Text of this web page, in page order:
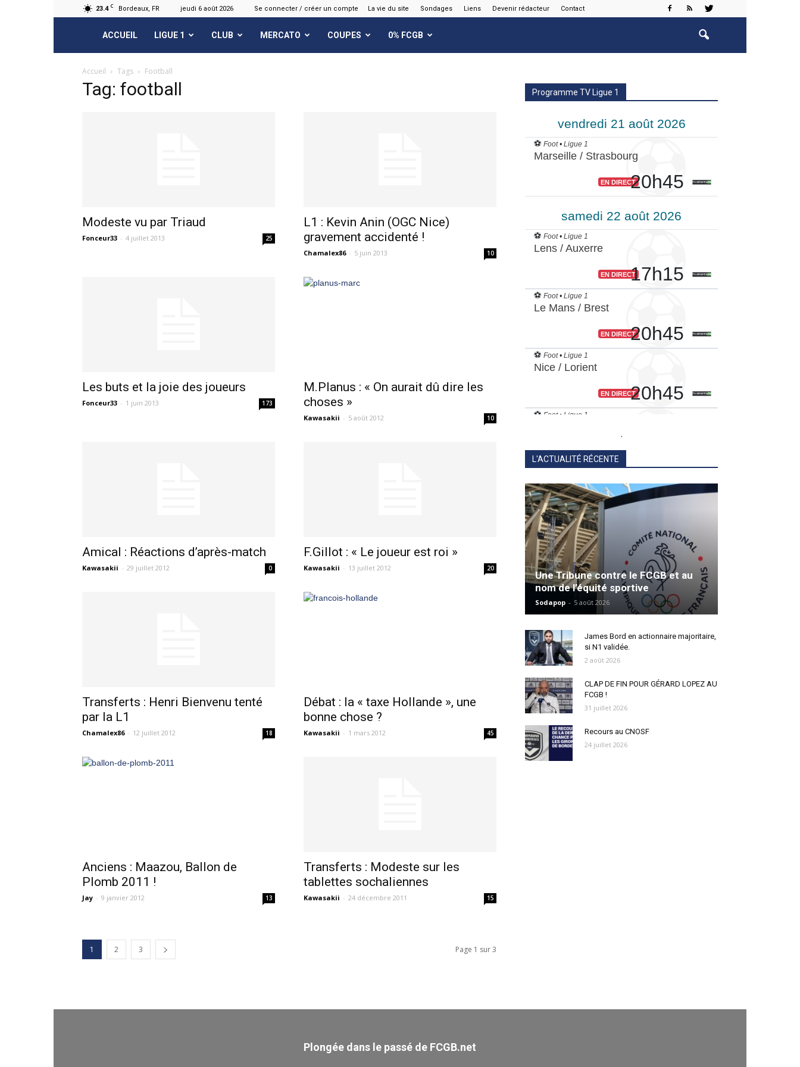
23.4 C Bordeaux, FR jeudi 6 août 2026 Se connecter / créer un compte La vie du site Sondages Liens Devenir rédacteur Contact
FCGB.net
ACCUEIL LIGUE 1 CLUB MERCATO COUPES 0% FCGB
Accueil Tags Football
Tag: football
Modeste vu par Triaud
Fonceur33 - 4 juillet 2013 25
L1 : Kevin Anin (OGC Nice)
gravement accidenté !
Chamalex86 - 5 juin 2013 10
Les buts et la joie des joueurs
Fonceur33 - 1 juin 2013 173
M.Planus : « On aurait dû dire les
choses »
Kawasakii - 5 août 2012 10
Amical : Réactions d’après-match
Kawasakii - 29 juillet 2012 0
F.Gillot : « Le joueur est roi »
Kawasakii - 13 juillet 2012 20
Transferts : Henri Bienvenu tenté
par la L1
Chamalex86 - 12 juillet 2012 18
Débat : la « taxe Hollande », une
bonne chose ?
Kawasakii - 1 mars 2012 45
Anciens : Maazou, Ballon de
Plomb 2011 !
Jay - 9 janvier 2012 13
Transferts : Modeste sur les
tablettes sochaliennes
Kawasakii - 24 décembre 2011 15
1 2 3 Page 1 sur 3
Programme TV Ligue 1
.
L'ACTUALITÉ RÉCENTE
Une Tribune contre le FCGB et au
nom de l’équité sportive
Sodapop - 5 août 2026
James Bord en actionnaire majoritaire,
si N1 validée.
2 août 2026
CLAP DE FIN POUR GÉRARD LOPEZ AU
FCGB !
31 juillet 2026
Recours au CNOSF
24 juillet 2026
Plongée dans le passé de FCGB.net